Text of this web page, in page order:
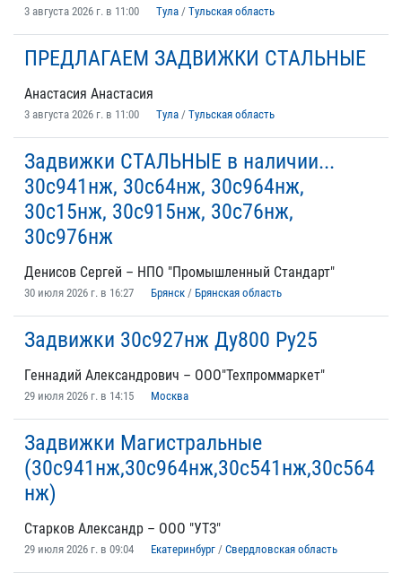
3 августа 2026 г. в 11:00 Тула / Тульская область
ПРЕДЛАГАЕМ ЗАДВИЖКИ СТАЛЬНЫЕ
Анастасия Анастасия
3 августа 2026 г. в 11:00 Тула / Тульская область
Задвижки СТАЛЬНЫЕ в наличии...
30с941нж, 30с64нж, 30с964нж,
30с15нж, 30с915нж, 30с76нж,
30с976нж
Денисов Сергей – НПО "Промышленный Стандарт"
30 июля 2026 г. в 16:27 Брянск / Брянская область
Задвижки 30с927нж Ду800 Ру25
Геннадий Александрович – ООО"Техпроммаркет"
29 июля 2026 г. в 14:15 Москва
Задвижки Магистральные
(30с941нж,30с964нж,30с541нж,30с564
нж)
Старков Александр – ООО "УТЗ"
29 июля 2026 г. в 09:04 Екатеринбург / Свердловская область